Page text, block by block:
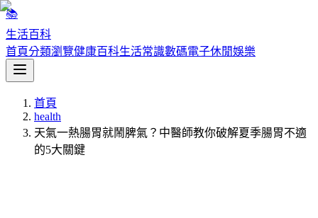
📚
生活百科
首頁分類瀏覽健康百科生活常識數碼電子休閒娛樂
首頁
health
天氣一熱腸胃就鬧脾氣？中醫師教你破解夏季腸胃不適
的5大關鍵